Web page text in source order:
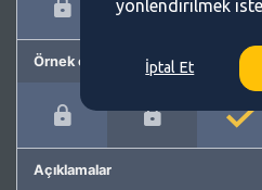
Örnek cümleler
Açıklamalar
yönlendirilmek
İptal Et